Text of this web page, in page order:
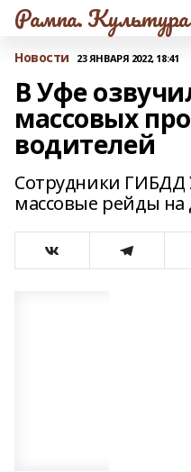
Рампа.
Новости 23 ЯНВАРЯ 2022, 18:41
В Уфе
массовых
водителей
Сотрудники
массовые рейды на